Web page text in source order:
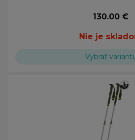
130.00 €
Nie je
Vybrať